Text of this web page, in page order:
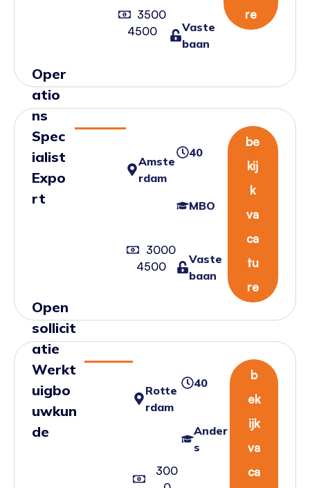
3500
4500
Vaste
baan
re
Oper
atio
ns
Spec
ialist
Expo
rt
Amste
rdam
3000
4500
40
MBO
Vaste
baan
be
kij
k
va
ca
tu
re
Open
sollicit
atie
Werkt
uigbo
uwkun
de
Rotte
rdam
300
40
Ander
s
b
ek
ijk
va
ca